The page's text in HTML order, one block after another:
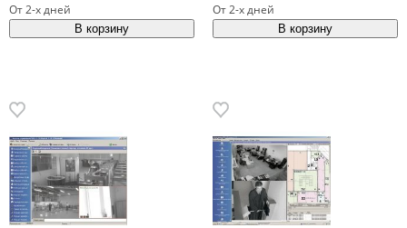
От 2-х дней От 2-х дней